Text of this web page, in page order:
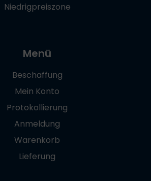
Niedrigpreiszone
Menü
Beschaffung
Mein Konto
Protokollierung
Anmeldung
Warenkorb
Lieferung